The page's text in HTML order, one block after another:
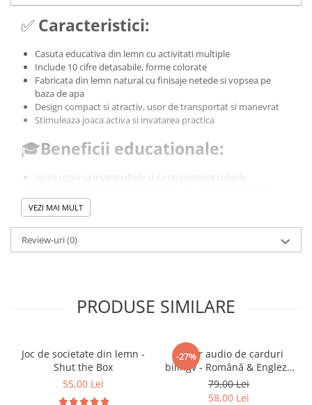
✅ Caracteristici:
Casuta educativa din lemn cu activitati multiple
Include 10 cifre detasabile, forme colorate
Fabricata din lemn natural cu finisaje netede si vopsea pe
baza de apa
Design compact si atractiv, usor de transportat si manevrat
Stimuleaza joaca activa si invatarea practica
🎓Beneficii educationale:
Ajuta copiii sa invete cifrele si sa recunoasca culorile
ochi
Ofera primele notiuni despre timp prin ceasul analogic
Invatarea prin incercare, potrivire si manipulare directa
Incurajeaza gandirea logica, atentia si rabdarea
Activitati Montessori acasa sau in gradinite
Cadou inspirat pentru dezvoltarea timpurie si joaca
inteligenta
VEZI MAI MULT
Review-uri(0)
PRODUSE SIMILARE
Joc de societate din lemn -
Shut the Box
55,00 Lei
-27%
Cititor audio de carduri
bilingv - Română & Engleză
Albastru (224 carduri / 448
cuvinte)
79,00 Lei
58,00 Lei